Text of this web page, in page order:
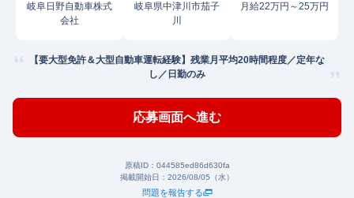
岐阜日野自動車株式
会社
岐阜県中津川市茄子
川
月給22万円～25万円
【要大型免許＆大型自動車運転経験】残業月平均20時間程度／定年な
し／日勤のみ
応募画面へ進む
原稿ID： 044585ed86d630fa
掲載開始日： 2026/08/05（水）
問題を報告する